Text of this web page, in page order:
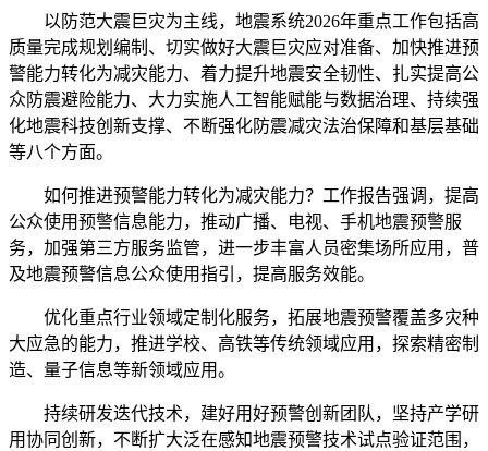
以防范大震巨灾为主线，地震系统2026年重点工作包括高
质量完成规划编制、切实做好大震巨灾应对准备、加快推进预
警能力转化为减灾能力、着力提升地震安全韧性、扎实提高公
众防震避险能力、大力实施人工智能赋能与数据治理、持续强
化地震科技创新支撑、不断强化防震减灾法治保障和基层基础
等八个方面。
如何推进预警能力转化为减灾能力？工作报告强调，提高
公众使用预警信息能力，推动广播、电视、手机地震预警服
务，加强第三方服务监管，进一步丰富人员密集场所应用，普
及地震预警信息公众使用指引，提高服务效能。
优化重点行业领域定制化服务，拓展地震预警覆盖多灾种
大应急的能力，推进学校、高铁等传统领域应用，探索精密制
造、量子信息等新领域应用。
持续研发迭代技术，建好用好预警创新团队，坚持产学研
用协同创新，不断扩大泛在感知地震预警技术试点验证范围，